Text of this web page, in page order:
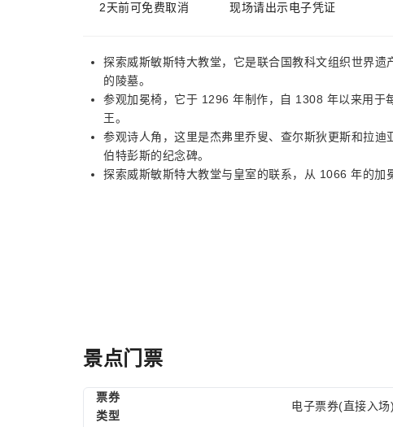
2天前可免费取消 现场请出示电子凭证
探索威斯敏斯特大教堂，它是联合国教科文组织世界
的陵墓。
参观加冕椅，它于 1296 年制作，自 1308 年以来用于
王。
参观诗人角，这里是杰弗里乔叟、查尔斯狄更斯和拉
伯特彭斯的纪念碑。
探索威斯敏斯特大教堂与皇室的联系，从 1066 年的加
景点门票
票券
类型
电子票券(直接入